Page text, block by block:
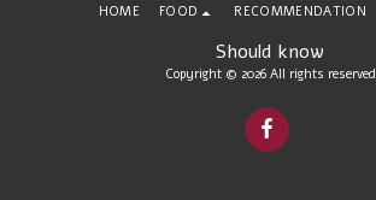
Should know
Copyright © 2026 All rights reserved
HOME FOOD RECOMMENDATION